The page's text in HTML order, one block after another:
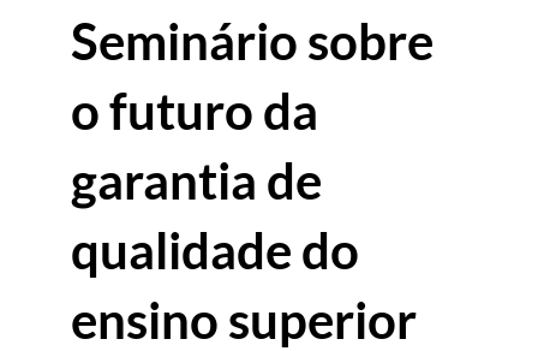
Seminário sobre
o futuro da
garantia de
qualidade do
ensino superior